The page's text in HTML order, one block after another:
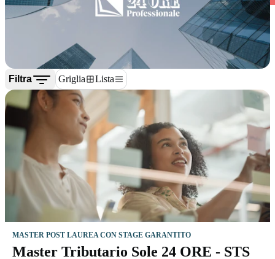
Filtra Griglia Lista
MASTER POST LAUREA CON STAGE GARANTITO
Master Tributario Sole 24 ORE - STS